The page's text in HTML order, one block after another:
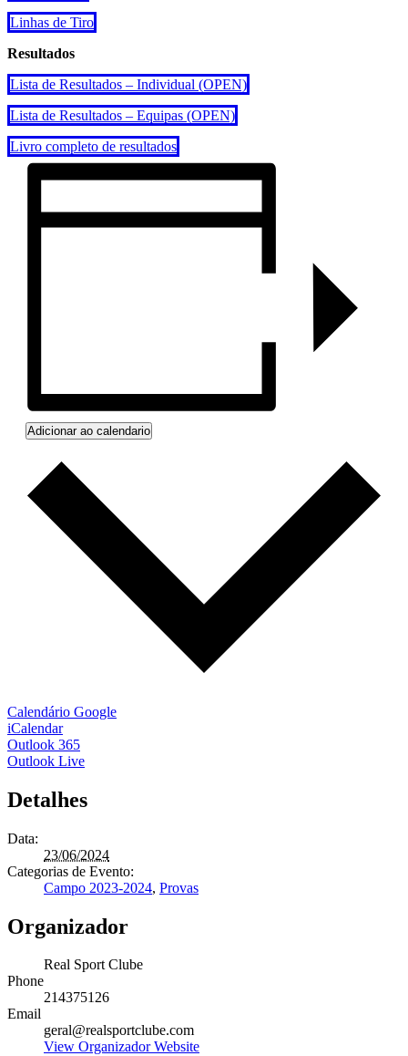
Linhas de Tiro
Resultados
Lista de Resultados – Individual (OPEN)
Lista de Resultados – Equipas (OPEN)
Livro completo de resultados
Adicionar ao calendario
Calendário Google
iCalendar
Outlook 365
Outlook Live
Detalhes
Data:
23/06/2024
Categorias de Evento:
Campo 2023-2024, Provas
Organizador
Real Sport Clube
Phone
214375126
Email
geral@realsportclube.com
View Organizador Website